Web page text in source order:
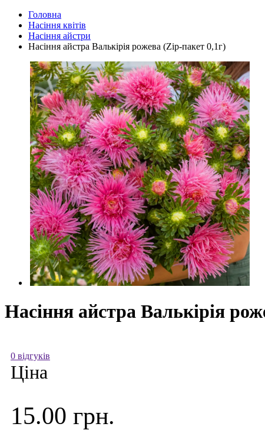
Головна
Насіння квітів
Насіння айстри
Насіння айстра Валькірія рожева (Zip-пакет 0,1г)
Насіння айстра Валькірія
0 відгуків
Ціна
15.00 грн.